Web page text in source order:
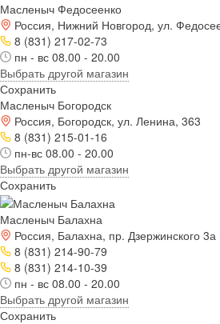
Масленыч Федосеенко
Россия, Нижний Новгород, ул.
8 (831) 217-02-73
пн - вс 08.00 - 20.00
Выбрать другой магазин
Сохранить
Масленыч Богородск
Россия, Богородск, ул. Ленина, 363
8 (831) 215-01-16
пн-вс 08.00 - 20.00
Выбрать другой магазин
Сохранить
Масленыч Балахна
Россия, Балахна, пр. Дзержинского 3а
8 (831) 214-90-79
8 (831) 214-10-39
пн - вс 08.00 - 20.00
Выбрать другой магазин
Сохранить